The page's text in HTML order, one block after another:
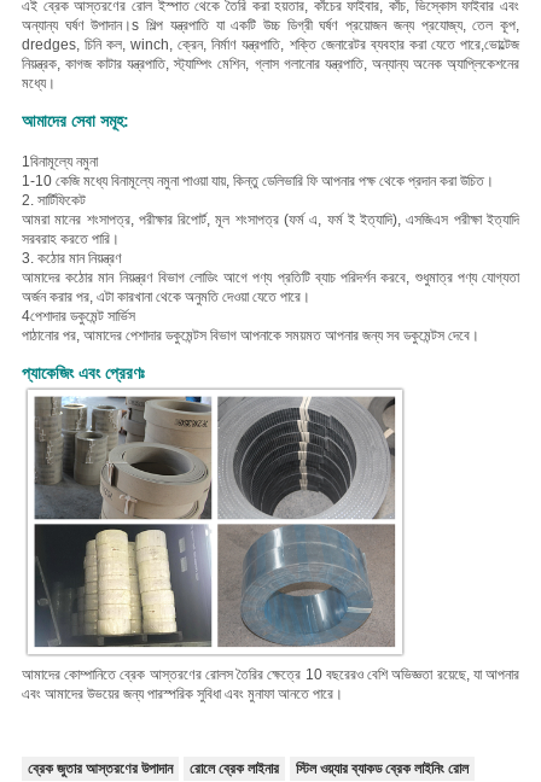
এই ব্রেক আস্তরণের রোল ইস্পাত থেকে তৈরি করা হয়তার, কাঁচের ফাইবার, কাঁচ, ভিস্কোস ফাইবার এবং
অন্যান্য ঘর্ষণ উপাদান।s শিল্প যন্ত্রপাতি যা একটি উচ্চ ডিগ্রী ঘর্ষণ প্রয়োজন জন্য প্রযোজ্য, তেল কূপ,
dredges, চিনি কল, winch, ক্রেন, নির্মাণ যন্ত্রপাতি, শক্তি জেনারেটর ব্যবহার করা যেতে পারে,ভোল্টেজ
নিয়ন্ত্রক, কাগজ কাটার যন্ত্রপাতি, স্ট্যাম্পিং মেশিন, গ্লাস গলানোর যন্ত্রপাতি, অন্যান্য অনেক অ্যাপ্লিকেশনের
মধ্যে।
আমাদের সেবা সমূহ:
1বিনামূল্যে নমুনা
1-10 কেজি মধ্যে বিনামূল্যে নমুনা পাওয়া যায়, কিন্তু ডেলিভারি ফি আপনার পক্ষ থেকে প্রদান করা উচিত।
2. সার্টিফিকেট
আমরা মানের শংসাপত্র, পরীক্ষার রিপোর্ট, মূল শংসাপত্র (ফর্ম এ, ফর্ম ই ইত্যাদি), এসজিএস পরীক্ষা ইত্যাদি
সরবরাহ করতে পারি।
3. কঠোর মান নিয়ন্ত্রণ
আমাদের কঠোর মান নিয়ন্ত্রণ বিভাগ লোডিং আগে পণ্য প্রতিটি ব্যাচ পরিদর্শন করবে, শুধুমাত্র পণ্য যোগ্যতা
অর্জন করার পর, এটা কারখানা থেকে অনুমতি দেওয়া যেতে পারে।
4পেশাদার ডকুমেন্ট সার্ভিস
পাঠানোর পর, আমাদের পেশাদার ডকুমেন্টস বিভাগ আপনাকে সময়মত আপনার জন্য সব ডকুমেন্টস দেবে।
প্যাকেজিং এবং প্রেরণঃ
আমাদের কোম্পানিতে ব্রেক আস্তরণের রোলস তৈরির ক্ষেত্রে 10 বছরেরও বেশি অভিজ্ঞতা রয়েছে, যা আপনার
এবং আমাদের উভয়ের জন্য পারস্পরিক সুবিধা এবং মুনাফা আনতে পারে।
ব্রেক জুতার আস্তরণের উপাদান রোলে ব্রেক লাইনার স্টিল ওয়্যার ব্যাকড ব্রেক লাইনিং রোল